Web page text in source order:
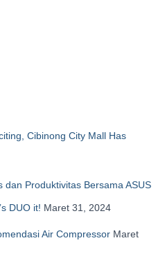
Cibinong City Mall Has
dan Produktivitas Bersama ASUS
DUO it! Maret 31, 2024
Air Compressor Maret